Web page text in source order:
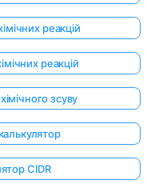
реакцій
реакцій
зсуву
CIDR